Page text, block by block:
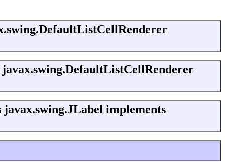
javax.swing.DefaultListCellRenderer
javax.swing.JLabel implements